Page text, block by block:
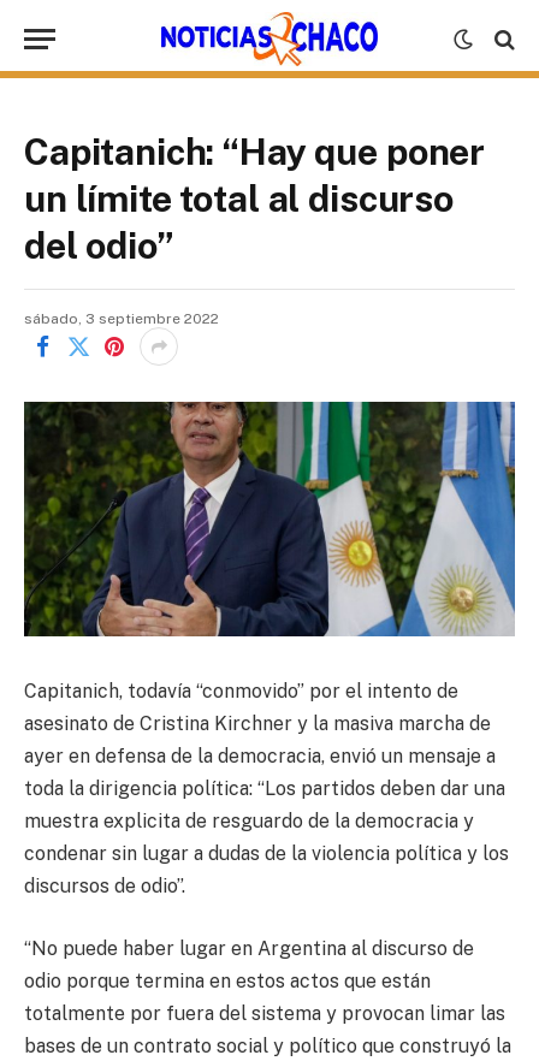
Capitanich: “Hay que poner
un límite total al discurso
del odio”
sábado, 3 septiembre 2022
Capitanich, todavía “conmovido” por el intento de
asesinato de Cristina Kirchner y la masiva marcha de
ayer en defensa de la democracia, envió un mensaje a
toda la dirigencia política: “Los partidos deben dar una
muestra explicita de resguardo de la democracia y
condenar sin lugar a dudas de la violencia política y los
discursos de odio”.
“No puede haber lugar en Argentina al discurso de
odio porque termina en estos actos que están
totalmente por fuera del sistema y provocan limar las
bases de un contrato social y político que construyó la